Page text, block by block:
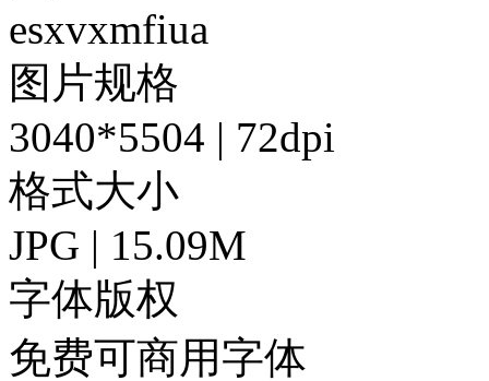
esxvxmfiua
图片规格
3040*5504 | 72dpi
格式大小
JPG | 15.09M
字体版权
免费可商用字体